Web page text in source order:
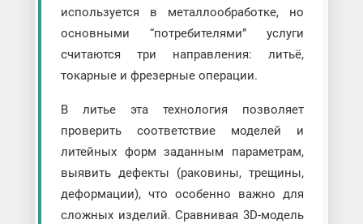
используется в металлообработке, но
основными “потребителями” услуги
считаются три направления: литьё,
токарные и фрезерные операции.
В литье эта технология позволяет
проверить соответствие моделей и
литейных форм заданным параметрам,
выявить дефекты (раковины, трещины,
деформации), что особенно важно для
сложных изделий. Сравнивая 3D-модель